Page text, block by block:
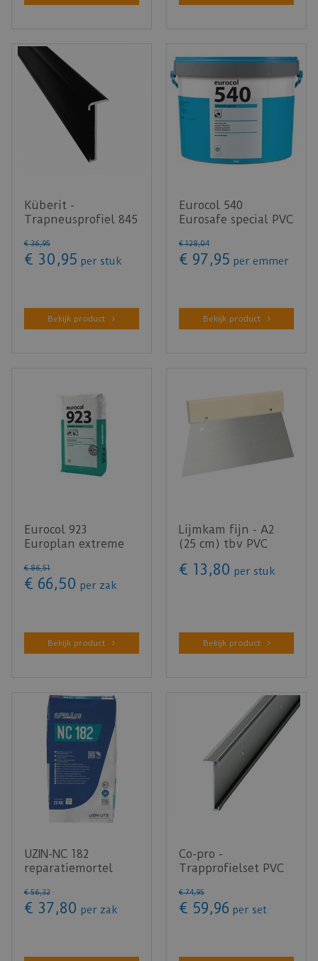
Küberit -
Trapneusprofiel 845
14x43mm t.b.v. …
€ 36,95
€ 30 ,95 per stuk
Bekijk product
Eurocol 540
Eurosafe special PVC
€ 128,04
€ 97,95 per emmer
Bekijk product
Eurocol 923
Europlan extreme
€ 86,51
€ 66,50 per zak
Bekijk product
Lijmkam fijn - A2
(25 cm) tbv PVC
€ 13 ,80 per stuk
Bekijk product
UZIN-NC 182
reparatiemortel
€ 56,32
€ 37,80 per zak
Co-pro -
Trapprofielset PVC
bevat 4 stuks
€ 74,95
€ 59,96 per set